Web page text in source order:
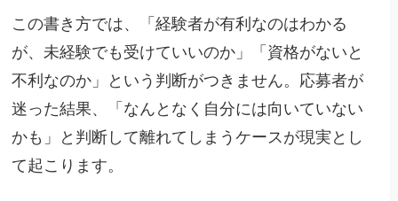
この書き方では、「経験者が有利なのはわかる
が、未経験でも受けていいのか」「資格がないと
不利なのか」という判断がつきません。応募者が
迷った結果、「なんとなく自分には向いていない
かも」と判断して離れてしまうケースが現実とし
て起こります。